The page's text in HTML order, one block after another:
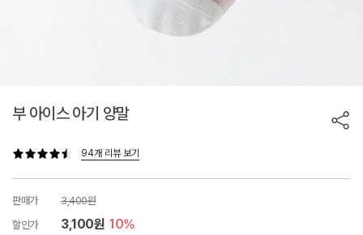
부 아이스 아기 양말
94개 리뷰 보기
판매가
3,400원
할인가
3,100원 10%